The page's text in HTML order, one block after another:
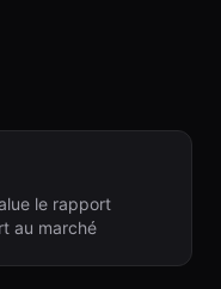
le rapport
au marché